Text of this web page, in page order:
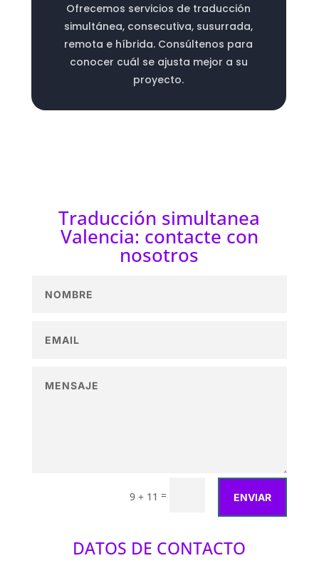
Ofrecemos servicios de traducción
simultánea, consecutiva, susurrada,
remota e híbrida. Consúltenos para
conocer cuál se ajusta mejor a su
proyecto.
Traducción simultanea
Valencia: contacte con
nosotros
9 + 11 = ENVIAR
DATOS DE CONTACTO